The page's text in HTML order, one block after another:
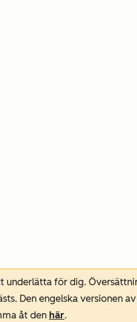
underlätta för dig.
Den engelska versionen
åt den här.